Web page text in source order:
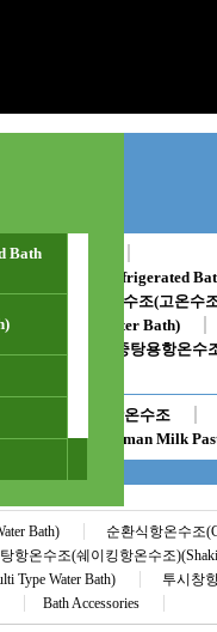
Water Bath)
환식항온수조(Refrigerated
오일순환식수조(고온수
(Multi Type Water Bath)
중탕용항온수
후렌지히터적용 항온수조
모유 살균기(Human Milk
Bath
Bath)
순환식항온수조
항온수조(쉐이킹항온수조
Type Water Bath) 투시창
Bath Accessories